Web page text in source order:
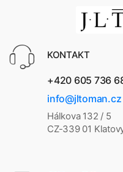
KONTAKT
+420 605 736
info@jltoman.cz
Hálkova 132 / 5
CZ-339 01